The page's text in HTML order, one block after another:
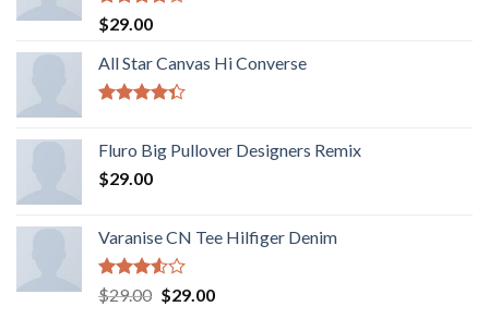
Valorado
con
de 5
$29.00
All Star Canvas Hi Converse
de 5
Fluro Big Pullover Designers Remix
$29.00
Varanise CN Tee Hilfiger Denim
Valorado
con
$29.00 El
$29.00El